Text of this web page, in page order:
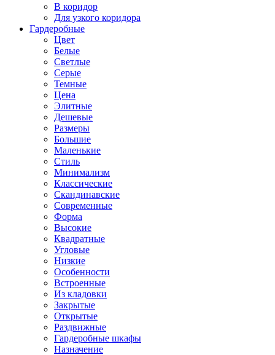
В коридор
Для узкого коридора
Гардеробные
Цвет
Белые
Светлые
Серые
Темные
Цена
Элитные
Дешевые
Размеры
Большие
Маленькие
Стиль
Минимализм
Классические
Скандинавские
Современные
Форма
Высокие
Квадратные
Угловые
Низкие
Особенности
Встроенные
Из кладовки
Закрытые
Открытые
Раздвижные
Гардеробные шкафы
Назначение